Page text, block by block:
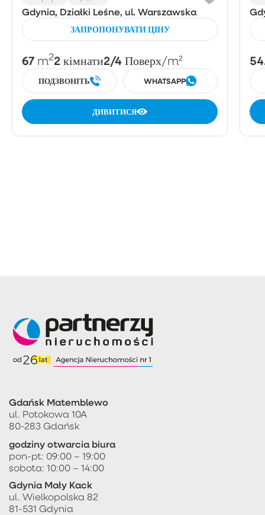
Gdynia, Działki Leśne, ul. Warszawska
ЗАПРОПОНУВАТИ ЦІНУ
67 m22 кімнати2/4 Поверх/m²
ПОДЗВОНІТЬ WHATSAPP
ДИВИТИСЯ
Gdańsk Matemblewo
ul. Potokowa 10A
80-283 Gdańsk
godziny otwarcia biura
pon-pt: 09:00 – 19:00
sobota: 10:00 – 14:00
Gdynia Mały Kack
ul. Wielkopolska 82
81-531 Gdynia